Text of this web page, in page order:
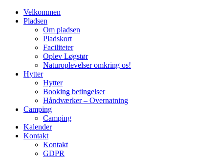
Velkommen
Pladsen
Om pladsen
Pladskort
Faciliteter
Oplev Løgstør
Naturoplevelser omkring os!
Hytter
Hytter
Booking betingelser
Håndværker – Overnatning
Camping
Camping
Kalender
Kontakt
Kontakt
GDPR